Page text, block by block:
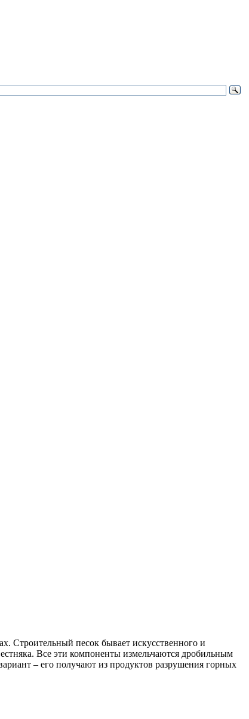
Строительный песок бывает искусственного и
Все эти компоненты измельчаются дробильным
– его получают из продуктов разрушения горных